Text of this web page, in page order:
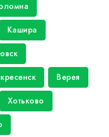
Кашира
Верея
Хотьково